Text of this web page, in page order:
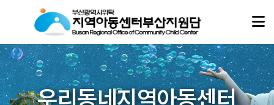
우리동네지역아동센터